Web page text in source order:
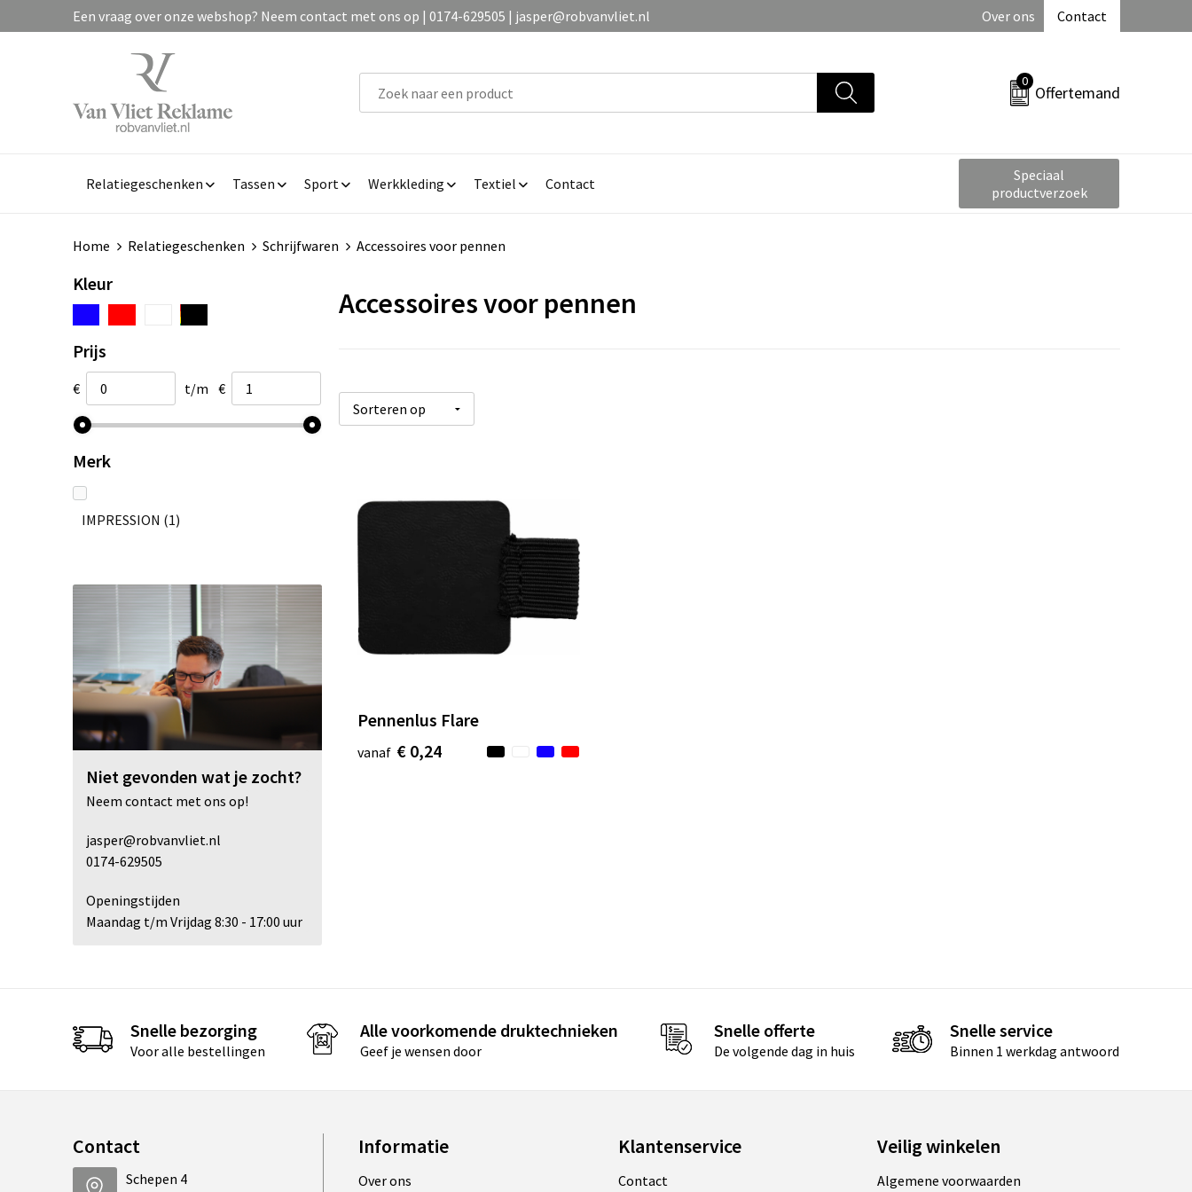
Een vraag over onze webshop? Neem contact met ons op | 0174-629505 | jasper@robvanvliet.nl Over ons Contact
0
Offertemand
Relatiegeschenken Tassen Sport Werkkleding Textiel Contact
Speciaal
productverzoek
Home Relatiegeschenken Schrijfwaren Accessoires voor pennen
Kleur
Prijs
€ t/m €
Merk
IMPRESSION (1)
Niet gevonden wat je zocht?
Neem contact met ons op!
jasper@robvanvliet.nl
0174-629505
Openingstijden
Maandag t/m Vrijdag 8:30 - 17:00 uur
Accessoires voor pennen
Pennenlus Flare
vanaf € 0,24
Snelle bezorging
Voor alle bestellingen
Alle voorkomende druktechnieken
Geef je wensen door
Snelle offerte
De volgende dag in huis
Snelle service
Binnen 1 werkdag antwoord
Contact
Schepen 4
Informatie
Over ons
Klantenservice
Contact
Veilig winkelen
Algemene voorwaarden